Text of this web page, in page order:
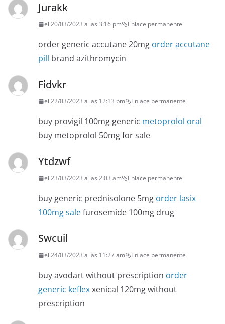
Jurakk
el 20/03/2023 a las 3:16 pm Enlace permanente
order generic accutane 20mg order accutane
pill brand azithromycin
Fidvkr
el 22/03/2023 a las 12:13 pm Enlace permanente
buy provigil 100mg generic metoprolol oral
buy metoprolol 50mg for sale
Ytdzwf
el 23/03/2023 a las 2:03 am Enlace permanente
buy generic prednisolone 5mg order lasix
100mg salefurosemide 100mg drug
Swcuil
el 24/03/2023 a las 11:27 am Enlace permanente
buy avodart without prescription order
generic keflexxenical 120mg without
prescription